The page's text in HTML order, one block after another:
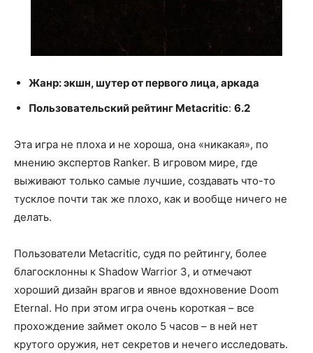
Жанр: экшн, шутер от первого лица, аркада
Пользовательский рейтинг Metacritic: 6.2
Эта игра не плоха и не хороша, она «никакая», по
мнению экспертов Ranker. В игровом мире, где
выживают только самые лучшие, создавать что-то
тусклое почти так же плохо, как и вообще ничего не
делать.
Пользователи Metacritic, судя по рейтингу, более
благосклонны к Shadow Warrior 3, и отмечают
хороший дизайн врагов и явное вдохновение Doom
Eternal. Но при этом игра очень короткая – все
прохождение займет около 5 часов – в ней нет
крутого оружия, нет секретов и нечего исследовать.